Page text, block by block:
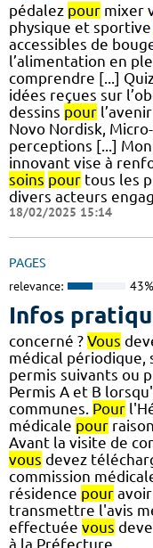
pédalez pour mixer
physique et sportive
accessibles de
l’alimentation en
comprendre [...]
idées reçues sur
dessins pour
Novo Nordisk,
perceptions [...]
innovant vise à
soins pour tous les
divers acteurs
18/02/2025 15:14
PAGES
relevance: 43%
Infos
concerné ? Vous
médical périodique,
permis suivants ou
Permis A et B
communes. Pour
médicale pour
Avant la visite de
vous devez
commission
résidence pour
transmettre l'avis
effectuée vous
à la Préfecture